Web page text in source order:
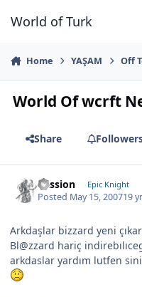
World of Turk
Home YAŞAM Off
World Of wcrft
Share
Passion Epic Knight
Posted May 15, 200719 yr
Arkdaşlar bizzard yeni
Bl@zzard hariç
arkdaslar yardım lutfen